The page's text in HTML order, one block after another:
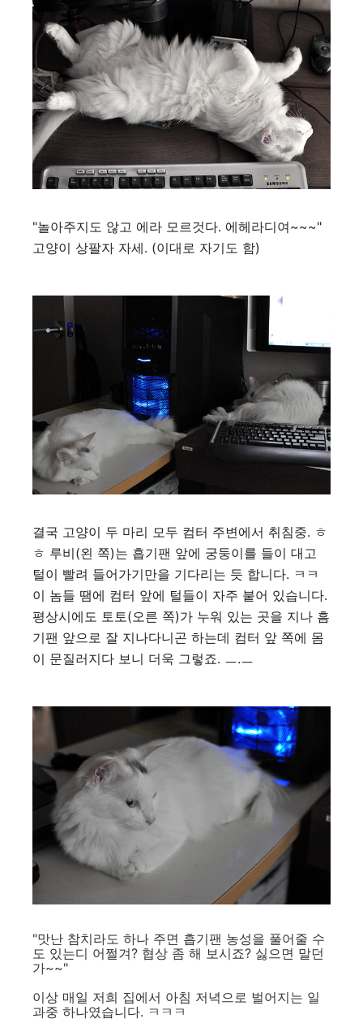
"놀아주지도 않고 에라 모르것다. 에헤라디여~~~"
고양이 상팔자 자세. (이대로 자기도 함)
결국 고양이 두 마리 모두 컴터 주변에서 취침중. ㅎ
ㅎ 루비(왼 쪽)는 흡기팬 앞에 궁둥이를 들이 대고
털이 빨려 들어가기만을 기다리는 듯 합니다. ㅋㅋ
이 놈들 땜에 컴터 앞에 털들이 자주 붙어 있습니다.
평상시에도 토토(오른 쪽)가 누워 있는 곳을 지나 흠
기팬 앞으로 잘 지나다니곤 하는데 컴터 앞 쪽에 몸
이 문질러지다 보니 더욱 그렇죠. ㅡ.ㅡ
"맛난 참치라도 하나 주면 흡기팬 농성을 풀어줄 수
도 있는디 어쩔겨? 협상 좀 해 보시죠? 싫으면 말던
가~~"
이상 매일 저희 집에서 아침 저녁으로 벌어지는 일
과중 하나였습니다. ㅋㅋㅋ